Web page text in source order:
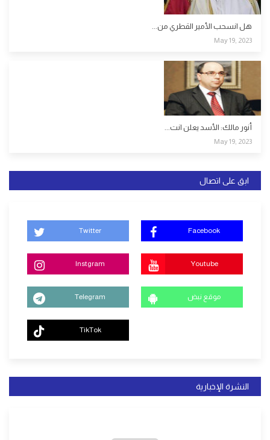
هل انسحب الأمير القطري من...
May 19, 2023
أنور مالك: الأسد يعلن انت...
May 19, 2023
ابق على اتصال
Twitter Facebook
Instgram Youtube
Telegram موقع نبض
TikTok
النشرة الإخبارية